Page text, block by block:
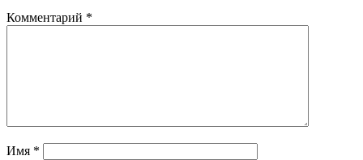
Комментарий *
Имя *